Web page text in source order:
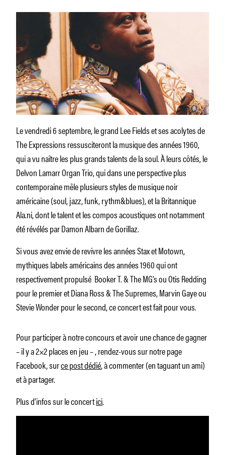
Le vendredi 6 septembre, le grand Lee Fields et ses acolytes de
The Expressions ressusciteront la musique des années 1960,
qui a vu naître les plus grands talents de la soul. À leurs côtés, le
Delvon Lamarr Organ Trio, qui dans une perspective plus
contemporaine mêle plusieurs styles de musique noir
américaine (soul, jazz, funk, rythm&blues), et la Britannique
Ala.ni, dont le talent et les compos acoustiques ont notamment
été révélés par Damon Albarn de Gorillaz.
Si vous avez envie de revivre les années Stax et Motown,
mythiques labels américains des années 1960 qui ont
respectivement propulsé Booker T. & The MG’s ou Otis Redding
pour le premier et Diana Ross & The Supremes, Marvin Gaye ou
Stevie Wonder pour le second, ce concert est fait pour vous.
Pour participer à notre concours et avoir une chance de gagner
– il y a 2×2 places en jeu – , rendez-vous sur notre page
Facebook, surce post dédié, à commenter (en taguant un ami)
et à partager.
Plus d’infos sur le concertici.